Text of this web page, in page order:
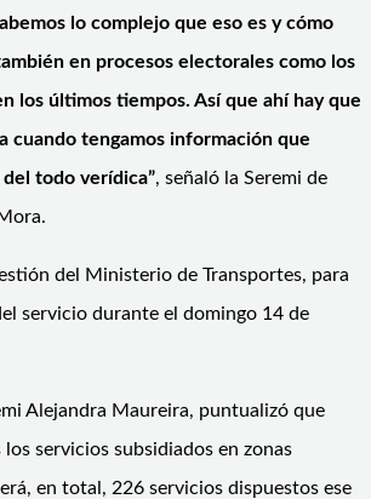
lo complejo que eso es y cómo
en procesos electorales como los
los últimos tiempos. Así que ahí hay que
cuando tengamos información que
todo verídica”, señaló la Seremi de
del Ministerio de Transportes, para
servicio durante el domingo 14 de
Alejandra Maureira, puntualizó que
servicios subsidiados en zonas
en total, 226 servicios dispuestos ese